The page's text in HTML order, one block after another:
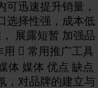
可迅速提升销量，
选择性强，成本低
展露短暂 加强品
用  常用推广工具
体 媒体 优点 缺点
，对品牌的建立与